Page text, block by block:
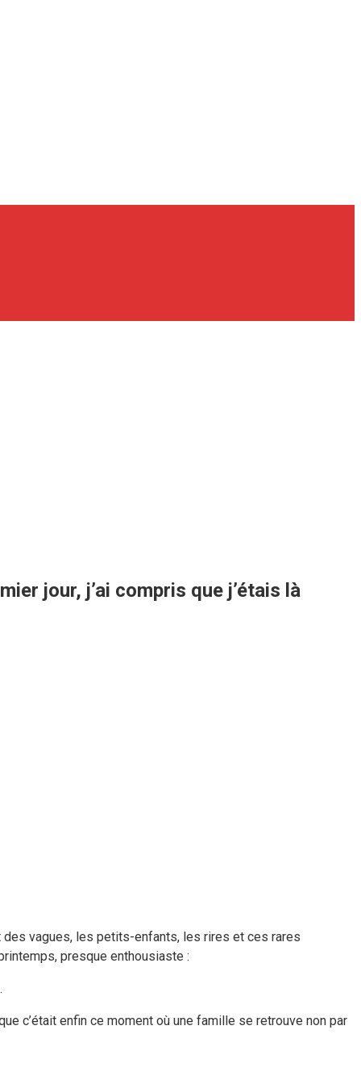
jour, j’ai compris que j’étais là
des vagues, les petits-enfants, les rires et ces rares
presque enthousiaste :
c’était enfin ce moment où une famille se retrouve non par